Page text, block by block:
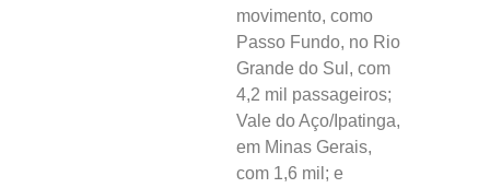
movimento, como
Passo Fundo, no Rio
Grande do Sul, com
4,2 mil passageiros;
Vale do Aço/Ipatinga,
em Minas Gerais,
com 1,6 mil; e